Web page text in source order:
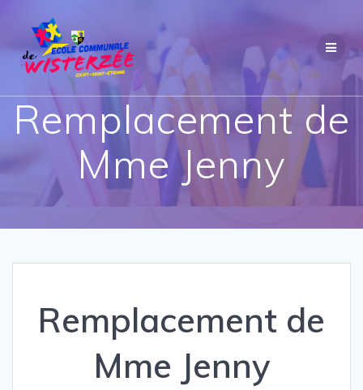
Remplacement de
Mme Jenny
Remplacement de
Mme Jenny